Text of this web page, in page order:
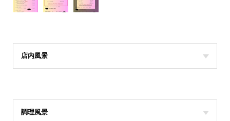
店内風景
調理風景